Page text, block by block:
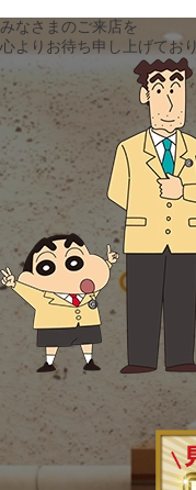
みなさまのご来店を
心よりお待ち申し上げており